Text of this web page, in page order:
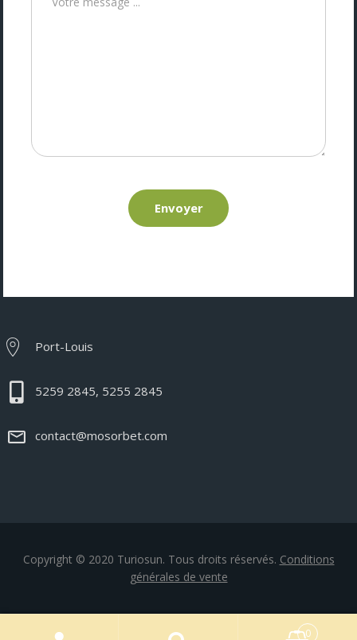
Envoyer
Port-Louis
5259 2845, 5255 2845
contact@mosorbet.com
0
Copyright © 2020 Turiosun. Tous droits réservés. Conditions
générales de vente